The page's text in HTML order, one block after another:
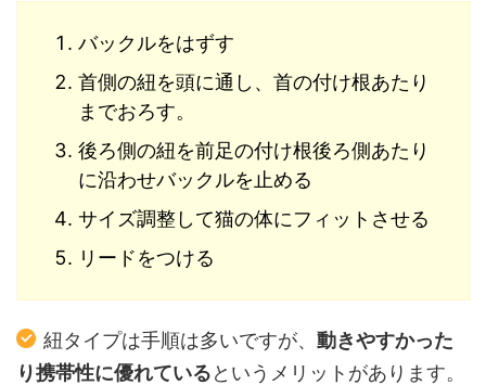
バックルをはずす
首側の紐を頭に通し、首の付け根あたり
までおろす。
後ろ側の紐を前足の付け根後ろ側あたり
に沿わせバックルを止める
サイズ調整して猫の体にフィットさせる
リードをつける
紐タイプは手順は多いですが、 動きやすかった
り携帯性に優れているというメリットがあります。